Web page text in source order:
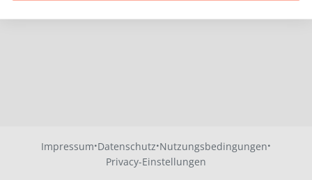
Impressum·Datenschutz·Nutzungsbedingungen·
Privacy-Einstellungen